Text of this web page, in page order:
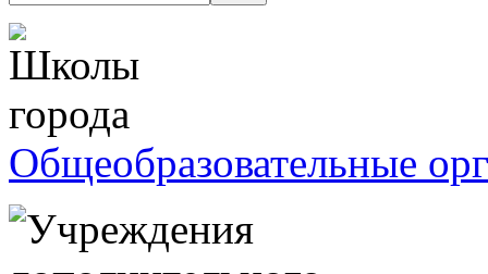
Общеобразовательные